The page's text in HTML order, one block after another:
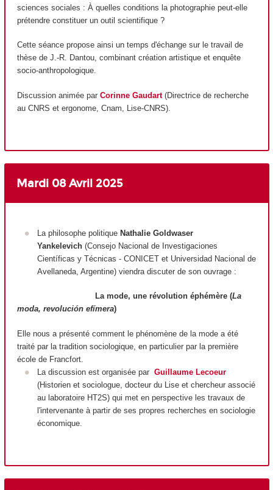
sciences sociales : À quelles conditions la photographie peut-elle
prétendre constituer un outil scientifique ?
Cette séance propose ainsi un temps d'échange sur le travail de
thèse de J.-R. Dantou, combinant création artistique et enquête
socio-anthropologique.
Discussion animée par Corinne Gaudart (Directrice de recherche
au CNRS et ergonome, Cnam, Lise-CNRS).
Mardi 08 Avril 2025
La philosophe politiqueNathalie Goldwaser
Yankelevich (Consejo Nacional de Investigaciones
Científicas y Técnicas - CONICET et Universidad Nacional de
Avellaneda, Argentine) viendra discuter de son ouvrage :
La mode, une révolution éphémère (La
moda, revolución efímera)
Elle nous a présenté comment le phénomène de la mode a été
traité par la tradition sociologique, en particulier par la première
école de Francfort.
La discussion est organisée par Guillaume Lecoeur
(Historien et sociologue, docteur du Lise et chercheur associé
au laboratoire HT2S) qui met en perspective les travaux de
l'intervenante à partir de ses propres recherches en sociologie
économique.